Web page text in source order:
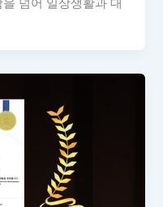
넘어 일상생활과 대